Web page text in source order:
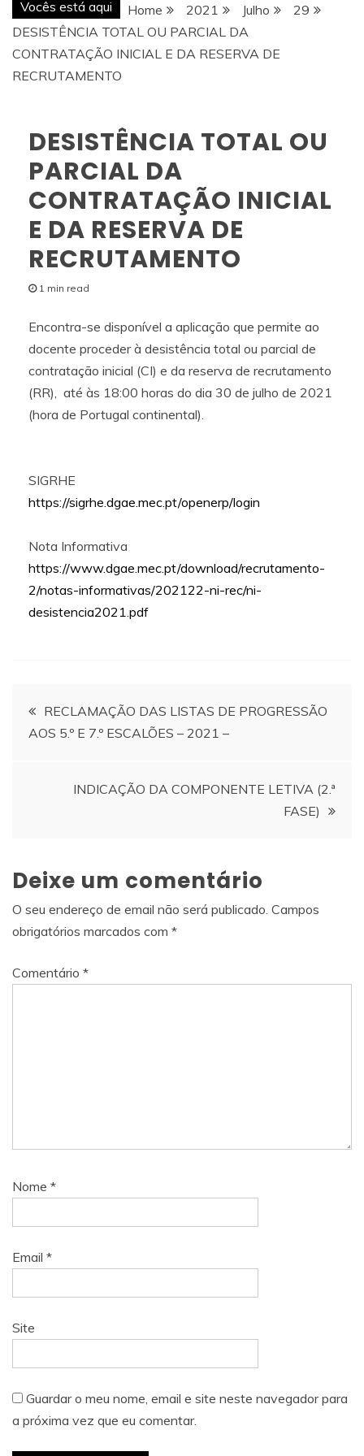
Vocês está aqui Home 2021 Julho
29
DESISTÊNCIA TOTAL OU PARCIAL DA
CONTRATAÇÃO INICIAL E DA RESERVA DE
RECRUTAMENTO
DESISTÊNCIA TOTAL OU
PARCIAL DA
CONTRATAÇÃO INICIAL
E DA RESERVA DE
RECRUTAMENTO
1 min read
Encontra-se disponível a aplicação que permite ao
docente proceder à desistência total ou parcial de
contratação inicial (CI) e da reserva de recrutamento
(RR), até às 18:00 horas do dia 30 de julho de 2021
(hora de Portugal continental).
SIGRHE
https://sigrhe.dgae.mec.pt/openerp/login
Nota Informativa
https://www.dgae.mec.pt/download/recrutamento-
2/notas-informativas/202122-ni-rec/ni-
desistencia2021.pdf
Navegação
de
artigos
RECLAMAÇÃO DAS LISTAS DE PROGRESSÃO
AOS 5.º E 7.º ESCALÕES – 2021 –
INDICAÇÃO DA COMPONENTE LETIVA (2.ª
FASE)
Deixe um comentário
O seu endereço de email não será publicado. Campos
obrigatórios marcados com *
Comentário *
Nome *
Email *
Site
Guardar o meu nome, email e site neste navegador para
a próxima vez que eu comentar.